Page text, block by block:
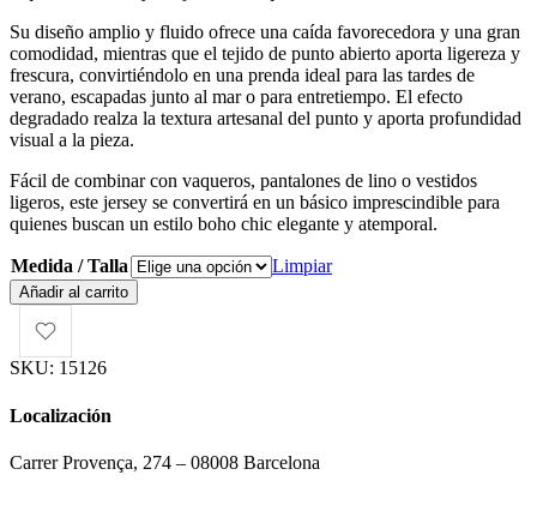
Su diseño amplio y fluido ofrece una caída favorecedora y una gran
comodidad, mientras que el tejido de punto abierto aporta ligereza y
frescura, convirtiéndolo en una prenda ideal para las tardes de
verano, escapadas junto al mar o para entretiempo. El efecto
degradado realza la textura artesanal del punto y aporta profundidad
visual a la pieza.
Fácil de combinar con vaqueros, pantalones de lino o vestidos
ligeros, este jersey se convertirá en un básico imprescindible para
quienes buscan un estilo boho chic elegante y atemporal.
Medida / Talla
Limpiar
Jersey
Poncho
Salmy
cantidad
Añadir al carrito
SKU: 15126
Localización
Carrer Provença, 274 – 08008 Barcelona